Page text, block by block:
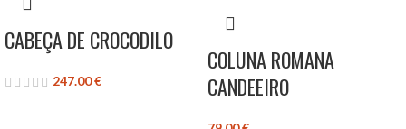
CABEÇA DE CROCODILO
247.00€
COLUNA ROMANA
CANDEEIRO